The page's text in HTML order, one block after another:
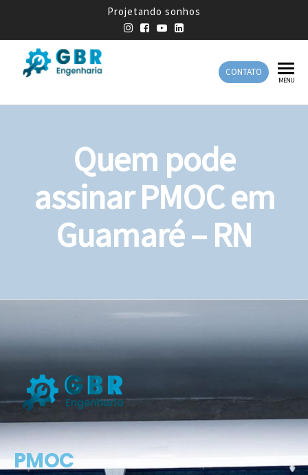
Projetando sonhos
Engenharia
Engenharia
CONTATO
MENU
Quem pode
assinar PMOC em
Guamaré – RN
PMOC